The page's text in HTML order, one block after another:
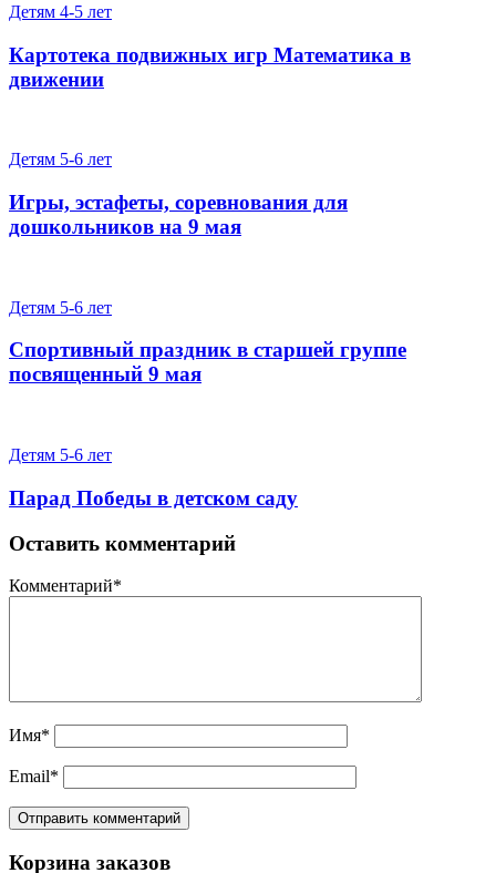
Детям 4-5 лет
Картотека подвижных игр Математика в
движении
Детям 5-6 лет
Игры, эстафеты, соревнования для
дошкольников на 9 мая
Детям 5-6 лет
Спортивный праздник в старшей группе
посвященный 9 мая
Детям 5-6 лет
Парад Победы в детском саду
Оставить комментарий
Комментарий*
Имя*
Email*
Корзина заказов